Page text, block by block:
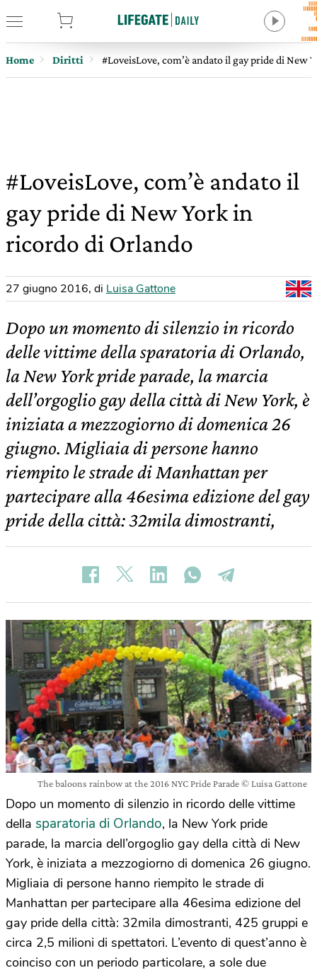
Home Diritti #LoveisLove, com’è andato il gay pride di New
#LoveisLove, com’è andato il
gay pride di New York in
ricordo di Orlando
27 giugno 2016, di Luisa Gattone
Dopo un momento di silenzio in ricordo
delle vittime della sparatoria di Orlando,
la New York pride parade, la marcia
dell’orgoglio gay della città di New York, è
iniziata a mezzogiorno di domenica 26
giugno. Migliaia di persone hanno
riempito le strade di Manhattan per
partecipare alla 46esima edizione del gay
pride della città: 32mila dimostranti,
The baloons rainbow at the 2016 NYC Pride Parade © Luisa Gattone
Dopo un momento di silenzio in ricordo delle vittime
della sparatoria di Orlando, la New York pride
parade, la marcia dell’orgoglio gay della città di New
York, è iniziata a mezzogiorno di domenica 26 giugno.
Migliaia di persone hanno riempito le strade di
Manhattan per partecipare alla 46esima edizione del
gay pride della città: 32mila dimostranti, 425 gruppi e
circa 2,5 milioni di spettatori. L’evento di quest’anno è
coinciso con un periodo particolare, a sole due